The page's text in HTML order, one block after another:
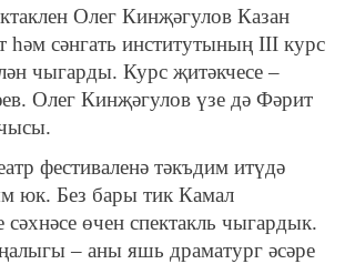
Олег Кинҗәгулов Казан
һәм сәнгать институтының III курс
чыгарды. Курс җитәкчесе –
Олег Кинҗәгулов үзе дә Фәрит
фестиваленә тәкъдим итүдә
юк. Без бары тик Камал
өчен спектакль чыгардык.
– аны яшь драматург әсәре